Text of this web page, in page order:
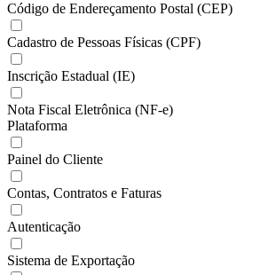
Código de Endereçamento Postal (CEP)
Cadastro de Pessoas Físicas (CPF)
Inscrição Estadual (IE)
Nota Fiscal Eletrônica (NF-e)
Plataforma
Painel do Cliente
Contas, Contratos e Faturas
Autenticação
Sistema de Exportação